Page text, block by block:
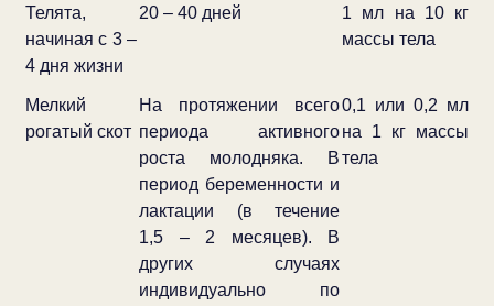
Телята,
начиная с 3 –
4 дня жизни
20 – 40 дней
1 мл на 10 кг
массы тела
Мелкий
рогатый скот
На протяжении всего
периода активного
роста молодняка. В
период беременности и
лактации (в течение
1,5 – 2 месяцев). В
других случаях
индивидуально по
0,1 или 0,2 мл
на 1 кг массы
тела